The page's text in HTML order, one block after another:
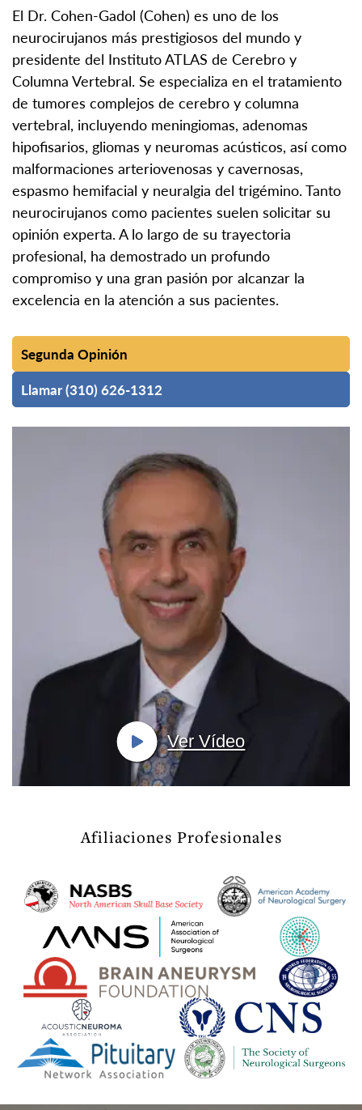
El Dr. Cohen-Gadol (Cohen) es uno de los
neurocirujanos más prestigiosos del mundo y
presidente del Instituto ATLAS de Cerebro y
Columna Vertebral. Se especializa en el tratamiento
de tumores complejos de cerebro y columna
vertebral, incluyendo meningiomas, adenomas
hipofisarios, gliomas y neuromas acústicos, así como
malformaciones arteriovenosas y cavernosas,
espasmo hemifacial y neuralgia del trigémino. Tanto
neurocirujanos como pacientes suelen solicitar su
opinión experta. A lo largo de su trayectoria
profesional, ha demostrado un profundo
compromiso y una gran pasión por alcanzar la
excelencia en la atención a sus pacientes.
Segunda Opinión
Llamar (310) 626-1312
Ver Vídeo
Afiliaciones Profesionales